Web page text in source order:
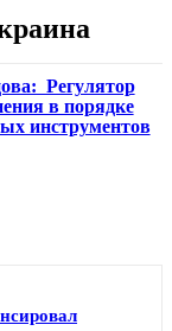
Регулятор
в порядке
инструментов